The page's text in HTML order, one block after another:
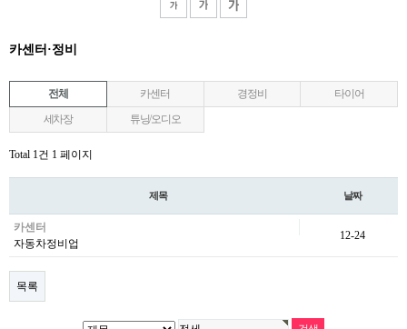
카센터·정비
전체 카센터 경정비
타이어
세차장
튜닝/오디오
Total 1건 1 페이지
제목 날짜
카센터
자동차정비업
12-24
목록